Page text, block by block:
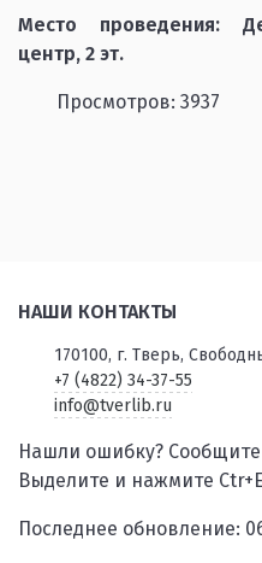
Место проведения:
центр, 2 эт.
Просмотров: 3937
НАШИ КОНТАКТЫ
170100, г. Тверь,
+7 (4822) 34-37-55
info@tverlib.ru
Нашли ошибку?
Выделите и нажмите
Последнее обновление: